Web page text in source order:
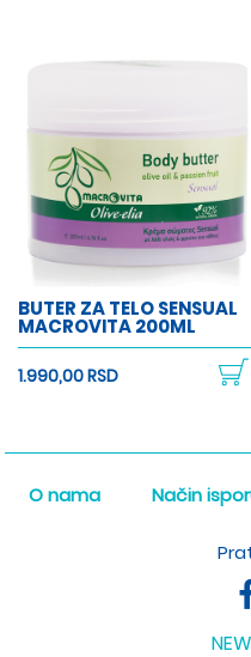
BUTER ZA TELO SENSUAL
MACROVITA 200ML
1.990,00 RSD
O nama Način